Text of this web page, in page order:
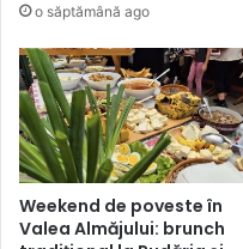
o săptămână ago
Weekend de poveste în
Valea Almăjului: brunch